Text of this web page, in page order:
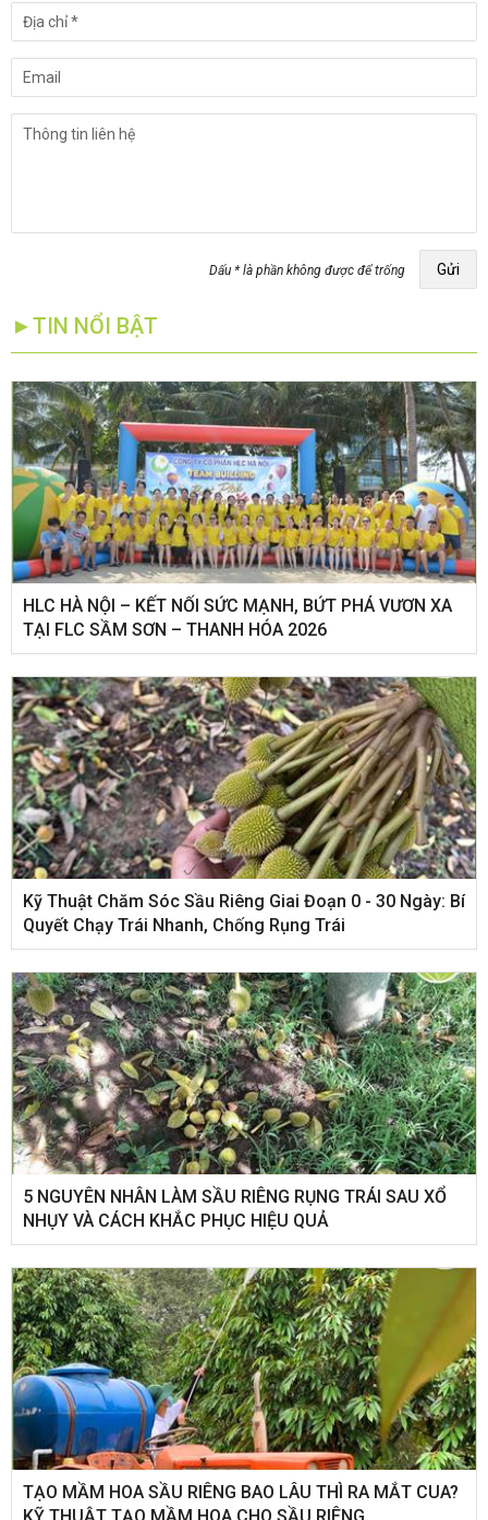
Dấu * là phần không được để trống Gửi
►TIN NỔI BẬT
HLC HÀ NỘI – KẾT NỐI SỨC MẠNH, BỨT PHÁ VƯƠN XA
TẠI FLC SẦM SƠN – THANH HÓA 2026
Kỹ Thuật Chăm Sóc Sầu Riêng Giai Đoạn 0 - 30 Ngày: Bí
Quyết Chạy Trái Nhanh, Chống Rụng Trái
5 NGUYÊN NHÂN LÀM SẦU RIÊNG RỤNG TRÁI SAU XỔ
NHỤY VÀ CÁCH KHẮC PHỤC HIỆU QUẢ
TẠO MẦM HOA SẦU RIÊNG BAO LÂU THÌ RA MẮT CUA?